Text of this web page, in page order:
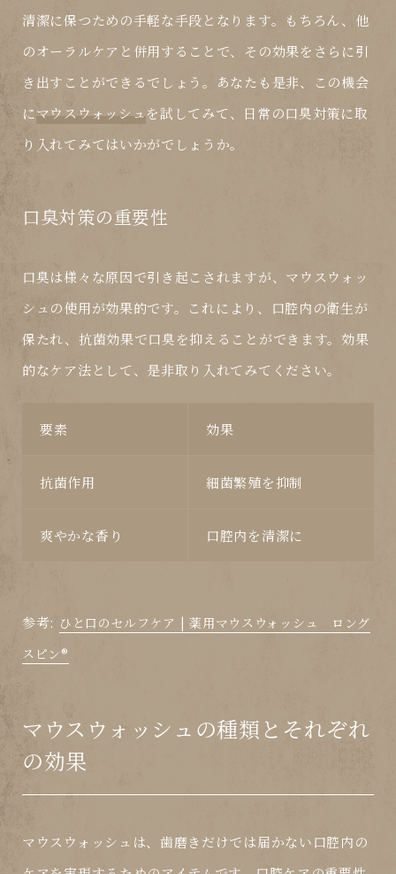
清潔に保つための手軽な手段となります。もちろん、他
のオーラルケアと併用することで、その効果をさらに引
き出すことができるでしょう。あなたも是非、この機会
にマウスウォッシュを試してみて、日常の口臭対策に取
り入れてみてはいかがでしょうか。
口臭対策の重要性
口臭は様々な原因で引き起こされますが、 マウスウォッ
シュの使用が効果的です。これにより、口腔内の衛生が
保たれ、抗菌効果で口臭を抑えることができます。効果
的なケア法として、是非取り入れてみてください。
要素 効果
抗菌作用 細菌繁殖を抑制
爽やかな香り 口腔内を清潔に
参考: ひと口のセルフケア | 薬用マウスウォッシュ ロング
スピン®
マウスウォッシュの種類とそれぞれ
の効果
マウスウォッシュは、歯磨きだけでは届かない口腔内の